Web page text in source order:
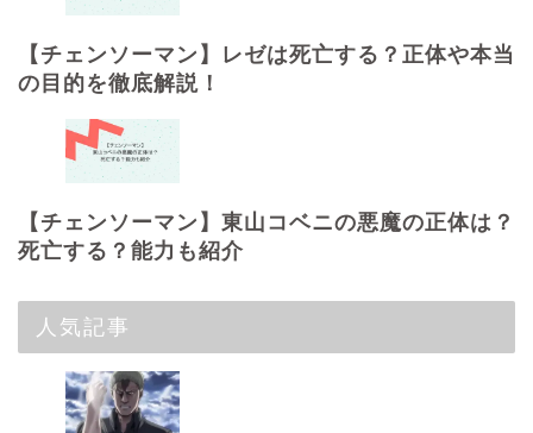
【チェンソーマン】レゼは死亡する？正体や本当
の目的を徹底解説！
【チェンソーマン】東山コベニの悪魔の正体は？
死亡する？能力も紹介
人気記事